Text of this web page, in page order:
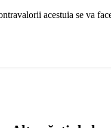
acestuia se va